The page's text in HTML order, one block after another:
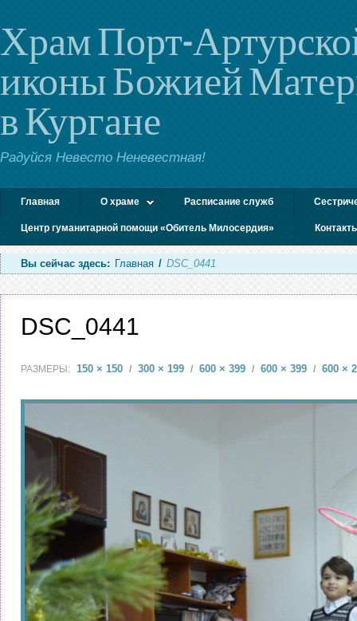
Храм Порт-
иконы Божией
в Кургане
Радуйся Невесто Неневестная!
Главная О храме Расписание служб
Центр гуманитарной помощи «Обитель Милосердия»
Вы сейчас здесь: Главная / DSC_0441
DSC_0441
РАЗМЕРЫ: 150 × 150 / 300 × 199 / 600 × 399 / 600 × 399 / 600 ×